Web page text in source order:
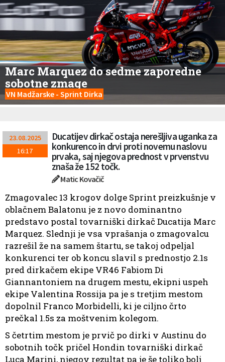
Marc Marquez do sedme zaporedne
sobotne zmage
VN Madžarske - Sprint Dirka
23.08.2025
16:17
Ducatijev dirkač ostaja nerešljiva uganka za
konkurenco in drvi proti novemu naslovu
prvaka, saj njegova prednost v prvenstvu
znaša že 152 točk.
Matic Kovačič
Zmagovalec 13 krogov dolge Sprint preizkušnje v
oblačnem Balatonu je z novo dominantno
predstavo postal tovarniški dirkač Ducatija Marc
Marquez. Slednji je vsa vprašanja o zmagovalcu
razrešil že na samem štartu, se takoj odpeljal
konkurenci ter ob koncu slavil s prednostjo 2.1s
pred dirkačem ekipe VR46 Fabiom Di
Giannantoniem na drugem mestu, ekipni uspeh
ekipe Valentina Rossija pa je s tretjim mestom
dopolnil Franco Morbidelli, ki je ciljno črto
prečkal 1.5s za moštvenim kolegom.
S četrtim mestom je prvič po dirki v Austinu do
sobotnih točk pričel Hondin tovarniški dirkač
Luca Marini, njegov rezultat pa je še toliko bolj